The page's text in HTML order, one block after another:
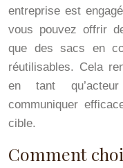
entreprise est
vous pouvez offrir
que des sacs en
réutilisables. Cela
en tant
communiquer
cible.
Comment